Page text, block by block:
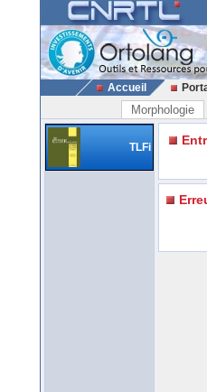
Accueil
Morphologie
TLFi